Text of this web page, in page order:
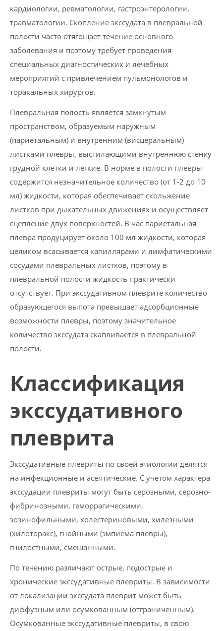
кардиологии, ревматологии, гастроэнтерологии,
травматологии. Скопление экссудата в плевральной
полости часто отягощает течение основного
заболевания и поэтому требует проведения
специальных диагностических и лечебных
мероприятий с привлечением пульмонологов и
торакальных хирургов.
Плевральная полость является замкнутым
пространством, образуемым наружным
(париетальным) и внутренним (висцеральным)
листками плевры, выстилающими внутреннюю стенку
грудной клетки и легкие. В норме в полости плевры
содержится незначительное количество (от 1-2 до 10
мл) жидкости, которая обеспечивает скольжение
листков при дыхательных движениях и осуществляет
сцепление двух поверхностей. В час париетальная
плевра продуцирует около 100 мл жидкости, которая
целиком всасывается капиллярами и лимфатическими
сосудами плевральных листков, поэтому в
плевральной полости жидкость практически
отсутствует. При экссудативном плеврите количество
образующегося выпота превышает адсорбционные
возможности плевры, поэтому значительное
количество экссудата скапливается в плевральной
полости.
Классификация
экссудативного
плеврита
Экссудативные плевриты по своей этиологии делятся
на инфекционные и асептические. С учетом характера
экссудации плевриты могут быть серозными, серозно-
фибринозными, геморрагическими,
эозинофильными, холестериновыми, хилезными
(хилоторакс), гнойными (эмпиема плевры),
гнилостными, смешанными.
По течению различают острые, подострые и
хронические экссудативные плевриты. В зависимости
от локализации экссудата плеврит может быть
диффузным или осумкованным (отграниченным).
Осумкованные экссудативные плевриты, в свою